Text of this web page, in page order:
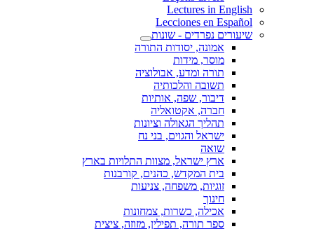
Lectures in English
Lecciones en Español
שיעורים נפרדים - שונות
אמונה, יסודות התורה
מוסר, מידות
תורה ומדע, אבולוציה
תשובה והלכותיה
דיבור, שפה, אותיות
חברה, אקטואליה
תהליך הגאולה וציונות
ישראל והגוים, בני נח
שואה
ארץ ישראל, מצוות התלויות בארץ
בית המקדש, כהנים, קורבנות
זוגיות, משפחה, צניעות
חינוך
אכילה, כשרות, צמחונות
ספר תורה, תפילין, מזוזה, ציצית